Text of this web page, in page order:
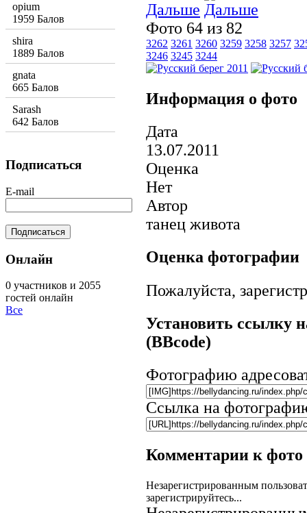
Дальше
Фото 64 из 82
3262 3261 3260 3259 3258 3257
3246 3245 3244
Информация о фото
Дата
13.07.2011
Оценка
Нет
Автор
танец живота
Оценка фотографии
Пожалуйста,
Установить ссылку
(BBcode)
Фотографию
Ссылка на
Комментарии к фото
Незарегистрированным
зарегистрируйтесь...
opium
1959 Балов
shira
1889 Балов
gnata
665 Балов
Sarash
642 Балов
Подписаться
E-mail
Онлайн
0 участников и 2055
гостей онлайн
Все